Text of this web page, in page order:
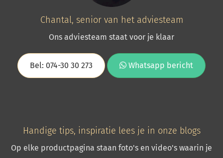
Chantal, senior van het adviesteam
Ons adviesteam staat voor je klaar
Bel: 074-30 30 273 Whatsapp bericht
Handige tips, inspiratie lees je in onze blogs
Op elke productpagina staan foto's en video's waarin je